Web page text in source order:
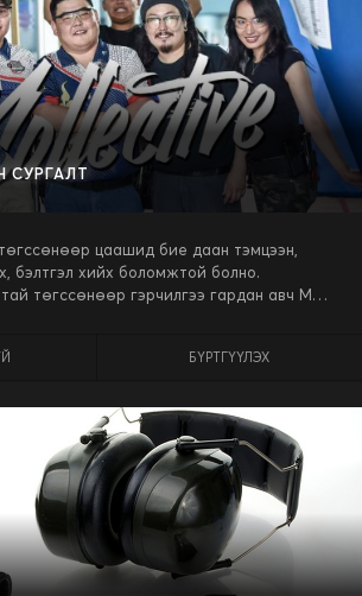
СУРГАЛТ
цаашид бие даан тэмцээн,
бэлтгэл хийх боломжтой болно.
төгссөнөөр гэрчилгээ гардан авч МУ-
БҮРТГҮҮЛЭХ